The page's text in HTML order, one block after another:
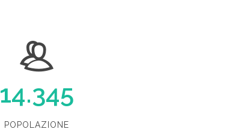
14.345
POPOLAZIONE